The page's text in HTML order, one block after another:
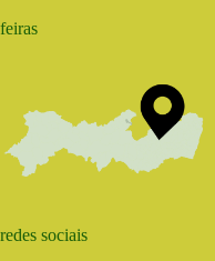
feiras
redes sociais